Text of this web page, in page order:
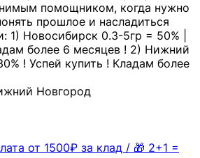
помощником, когда нужно
прошлое и насладиться
1) Новосибирск 0.3-5гр = 50% |
более 6 месяцев ! 2) Нижний
! Успей купить ! Кладам более
Новгород
от 1500₽ за клад / 🎁 2+1 =